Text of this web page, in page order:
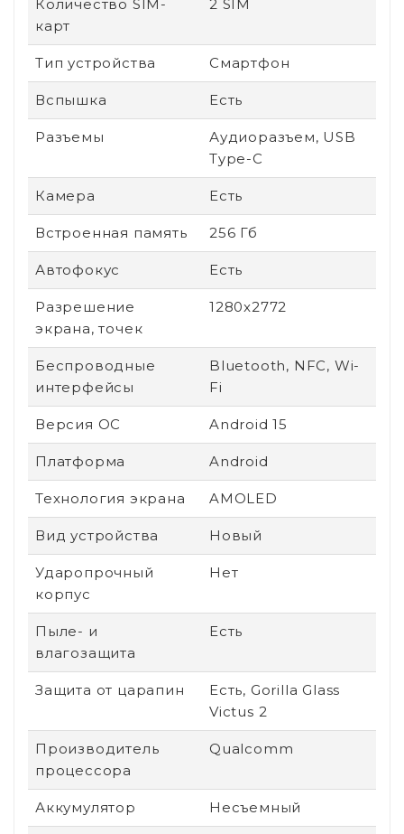
Количество SIM-
карт
2 SIM
Тип устройства Смартфон
Вспышка Есть
Разъемы
Аудиоразъем, USB
Type-C
Камера Есть
Встроенная память 256 Гб
Автофокус Есть
Разрешение
экрана, точек
1280x2772
Беспроводные
интерфейсы
Bluetooth, NFC, Wi-
Fi
Версия ОС Android 15
Платформа Android
Технология экрана AMOLED
Вид устройства Новый
Ударопрочный
корпус
Нет
Пыле- и
влагозащита
Есть
Защита от царапин
Есть, Gorilla Glass
Victus 2
Производитель
процессора
Qualcomm
Аккумулятор Несъемный